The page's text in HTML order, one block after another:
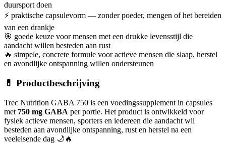
duursport doen
⚡ praktische capsulevorm — zonder poeder, mengen of het bereiden
van een drankje
🎯 goede keuze voor mensen met een drukke levensstijl die
aandacht willen besteden aan rust
🔥 simpele, concrete formule voor actieve mensen die slaap, herstel
en avondlijke ontspanning willen ondersteunen
💊 Productbeschrijving
Trec Nutrition GABA 750 is een voedingssupplement in capsules
met 750 mg GABA per portie. Het product is ontwikkeld voor
fysiek actieve mensen, sporters en iedereen die aandacht wil
besteden aan avondlijke ontspanning, rust en herstel na een
veeleisende dag 🌙🔥